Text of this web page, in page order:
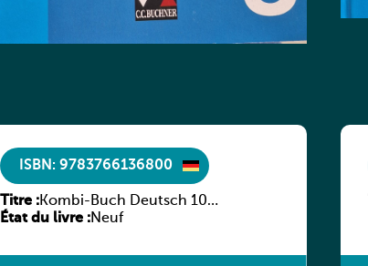
ISBN: 9783766136800
Titre :Kombi-Buch Deutsch 10
Arbeitsheft
État du livre :Neuf